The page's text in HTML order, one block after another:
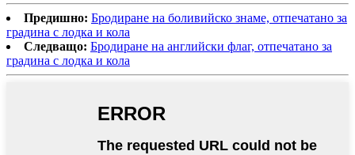
Предишно: Бродиране на боливийско знаме, отпечатано за
градина с лодка и кола
Следващо: Бродиране на английски флаг, отпечатано за
градина с лодка и кола